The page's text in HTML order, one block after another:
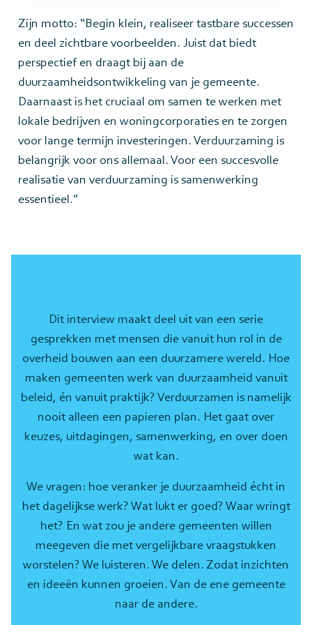
Zijn motto: “Begin klein, realiseer tastbare successen
en deel zichtbare voorbeelden. Juist dat biedt
perspectief en draagt bij aan de
duurzaamheidsontwikkeling van je gemeente.
Daarnaast is het cruciaal om samen te werken met
lokale bedrijven en woningcorporaties en te zorgen
voor lange termijn investeringen. Verduurzaming is
belangrijk voor ons allemaal. Voor een succesvolle
realisatie van verduurzaming is samenwerking
essentieel.”
Dit interview maakt deel uit van een serie
gesprekken met mensen die vanuit hun rol in de
overheid bouwen aan een duurzamere wereld. Hoe
maken gemeenten werk van duurzaamheid vanuit
beleid, én vanuit praktijk? Verduurzamen is namelijk
nooit alleen een papieren plan. Het gaat over
keuzes, uitdagingen, samenwerking, en over doen
wat kan.
We vragen: hoe veranker je duurzaamheid écht in
het dagelijkse werk? Wat lukt er goed? Waar wringt
het? En wat zou je andere gemeenten willen
meegeven die met vergelijkbare vraagstukken
worstelen? We luisteren. We delen. Zodat inzichten
en ideeën kunnen groeien. Van de ene gemeente
naar de andere.